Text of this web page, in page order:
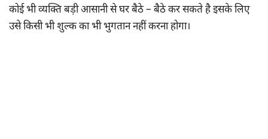
कोई भी व्यक्ति बड़ी आसानी से घर बैठे – बैठे कर सकते है इसके लिए
उसे किसी भी शुल्क का भी भुगतान नहीं करना होगा।